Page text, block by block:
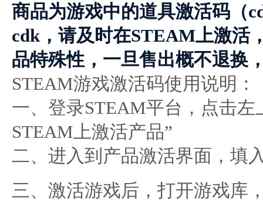
商品为游戏中的道具激活码（
cdk，请及时在STEAM上激活
品特殊性，一旦售出概不退换
STEAM游戏激活码使用说明：
一、登录STEAM平台，点击
STEAM上激活产品”
二、进入到产品激活界面，填
三、激活游戏后，打开游戏库